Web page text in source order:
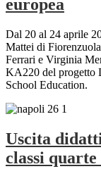
europea
Dal 20 al 24 aprile
Mattei di
Ferrari e Virginia
KA220 del progetto
School Education.
Uscita
classi